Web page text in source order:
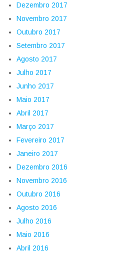
Dezembro 2017
Novembro 2017
Outubro 2017
Setembro 2017
Agosto 2017
Julho 2017
Junho 2017
Maio 2017
Abril 2017
Março 2017
Fevereiro 2017
Janeiro 2017
Dezembro 2016
Novembro 2016
Outubro 2016
Agosto 2016
Julho 2016
Maio 2016
Abril 2016